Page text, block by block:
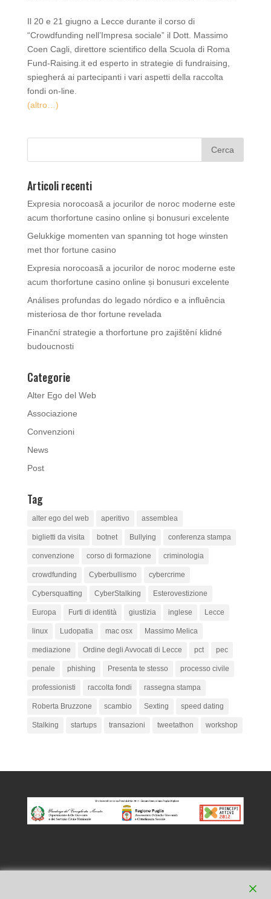
Il 20 e 21 giugno a Lecce durante il corso di
“Crowdfunding nell’Impresa sociale” il Dott. Massimo
Coen Cagli, direttore scientifico della Scuola di Roma
Fund-Raising.it ed esperto in strategie di fundraising,
spiegherá ai partecipanti i vari aspetti della raccolta
fondi on-line.
(altro…)
Articoli recenti
Expresia norocoasă a jocurilor de noroc moderne este
acum thorfortune casino online și bonusuri excelente
Gelukkige momenten van spanning tot hoge winsten
met thor fortune casino
Expresia norocoasă a jocurilor de noroc moderne este
acum thorfortune casino online și bonusuri excelente
Análises profundas do legado nórdico e a influência
misteriosa de thor fortune revelada
Finanční strategie a thorfortune pro zajištění klidné
budoucnosti
Categorie
Alter Ego del Web
Associazione
Convenzioni
News
Post
Tag
alter ego del web aperitivo assemblea
biglietti da visita botnet Bullying conferenza stampa
convenzione corso di formazione criminologia
crowdfunding Cyberbullismo cybercrime
Cybersquatting CyberStalking Esterovestizione
Europa Furti di identità giustizia inglese Lecce
linux Ludopatia mac osx Massimo Melica
mediazione Ordine degli Avvocati di Lecce pct pec
penale phishing Presenta te stesso processo civile
professionisti raccolta fondi rassegna stampa
Roberta Bruzzone scambio Sexting speed dating
Stalking startups transazioni tweetathon workshop